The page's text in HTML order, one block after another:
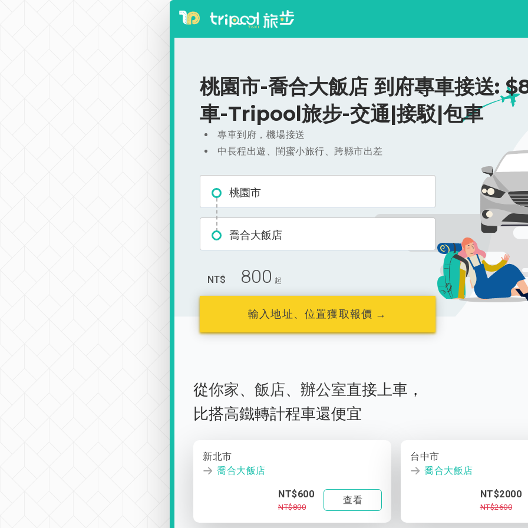
桃園市-喬合大飯店 到府專車接送:
車-Tripool旅步-交通|接駁|包車
專車到府，機場接送
中長程出遊、閨蜜小旅行、跨縣市出差
桃園市
喬合大飯店
NT$ 800 起
輸入地址、位置獲取報價 →
從你家、 飯店、 辦公室直接上車，
比搭高鐵轉計程車還便宜
新北市
喬合大飯店
NT$600
NT$800
查看
台中市
喬合大飯店
NT$2000
NT$2600